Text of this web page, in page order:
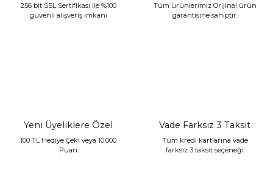
256 bit SSL Sertifikası ile %100
güvenli alışveriş imkanı
Tüm ürünlerimiz Orijinal ürün
garantisine sahiptir.
Yeni Üyeliklere Özel
100 TL Hediye Çeki veya 10.000
Puan
Vade Farksız 3 Taksit
Tüm kredi kartlarına vade
farksız 3 taksit seçeneği